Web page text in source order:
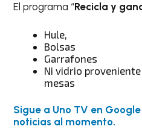
El programa “Recicla y
Hule,
Bolsas
Garrafones
Ni vidrio
mesas
Sigue a Uno TV en
noticias al momento.